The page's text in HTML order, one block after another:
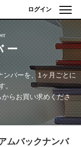
ログイン
ー
ンバーを、1ヶ月ごとに
。
らお買い求めくださ
ムバックナンバ